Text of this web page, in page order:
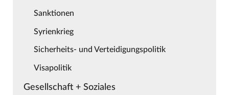
Sanktionen
Syrienkrieg
Sicherheits- und Verteidigungspolitik
Visapolitik
Gesellschaft + Soziales